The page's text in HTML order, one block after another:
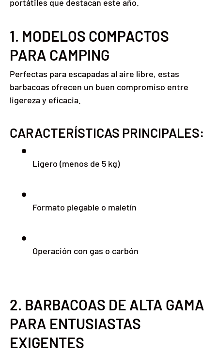
portátiles que destacan este año.
1. MODELOS COMPACTOS
PARA CAMPING
Perfectas para escapadas al aire libre, estas
barbacoas ofrecen un buen compromiso entre
ligereza y eficacia.
CARACTERÍSTICAS PRINCIPALES:
Ligero (menos de 5 kg)
Formato plegable o maletín
Operación con gas o carbón
2. BARBACOAS DE ALTA GAMA
PARA ENTUSIASTAS
EXIGENTES